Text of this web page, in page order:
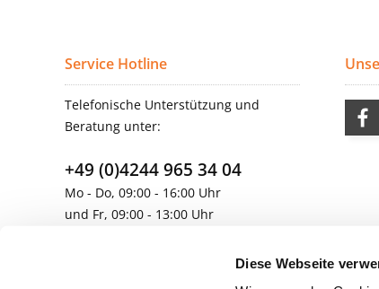
Diese Webseite
Service Hotline
Telefonische Unterstützung und
Beratung unter:
+49 (0)4244 965 34 04
Mo - Do, 09:00 - 16:00 Uhr
und Fr, 09:00 - 13:00 Uhr